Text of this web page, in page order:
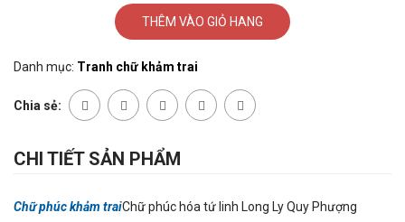
THÊM VÀO GIỎ HANG
Danh mục: Tranh chữ khảm trai
Chia sẻ:
CHI TIẾT SẢN PHẨM
Chữ phúc khảm traiChữ phúc hóa tứ linh Long Ly Quy Phượng